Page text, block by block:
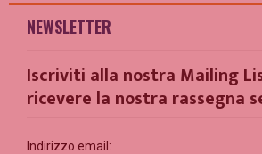
NEWSLETTER
Iscriviti alla nostra Mailing
ricevere la nostra rassegna
Indirizzo email: